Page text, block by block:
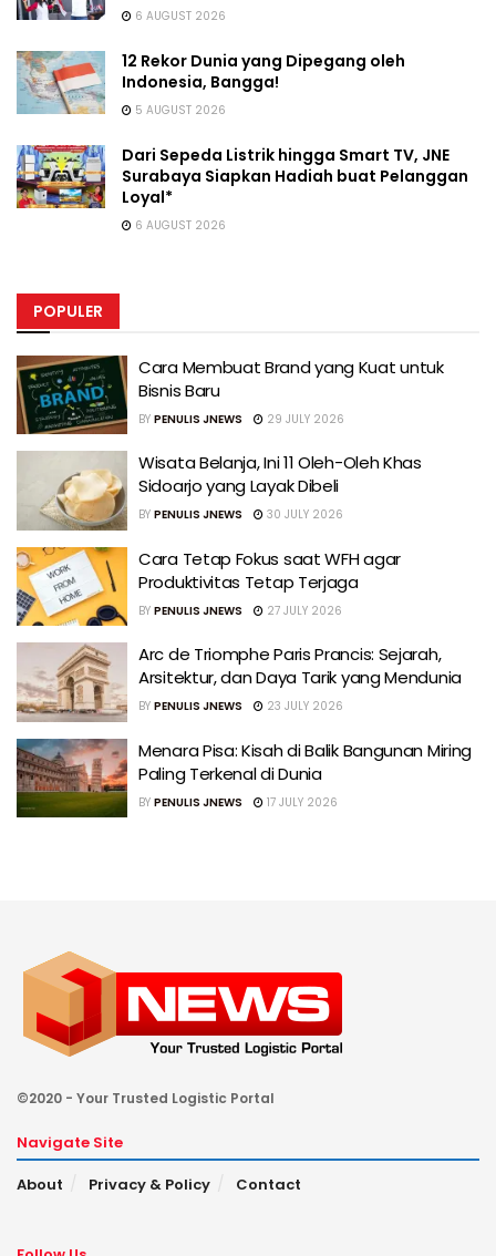
6 AUGUST 2026
12 Rekor Dunia yang Dipegang oleh
Indonesia, Bangga!
5 AUGUST 2026
Dari Sepeda Listrik hingga Smart TV, JNE
Surabaya Siapkan Hadiah buat Pelanggan
Loyal*
6 AUGUST 2026
POPULER
Cara Membuat Brand yang Kuat untuk
Bisnis Baru
BY PENULIS JNEWS 29 JULY 2026
Wisata Belanja, Ini 11 Oleh-Oleh Khas
Sidoarjo yang Layak Dibeli
BY PENULIS JNEWS 30 JULY 2026
Cara Tetap Fokus saat WFH agar
Produktivitas Tetap Terjaga
BY PENULIS JNEWS 27 JULY 2026
Arc de Triomphe Paris Prancis: Sejarah,
Arsitektur, dan Daya Tarik yang Mendunia
BY PENULIS JNEWS 23 JULY 2026
Menara Pisa: Kisah di Balik Bangunan Miring
Paling Terkenal di Dunia
BY PENULIS JNEWS 17 JULY 2026
©2020 - Your Trusted Logistic Portal
Navigate Site
About
Privacy & Policy Contact